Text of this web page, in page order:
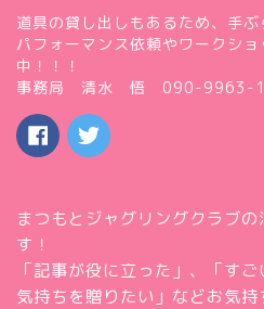
道具の貸し出しもあるため、手ぶ
パフォーマンス依頼やワークシ
中！！！
事務局 清水 悟 090-9963-
まつもとジャグリングクラブ
す！
「記事が役に立った」、「す
気持ちを贈りたい」などお気